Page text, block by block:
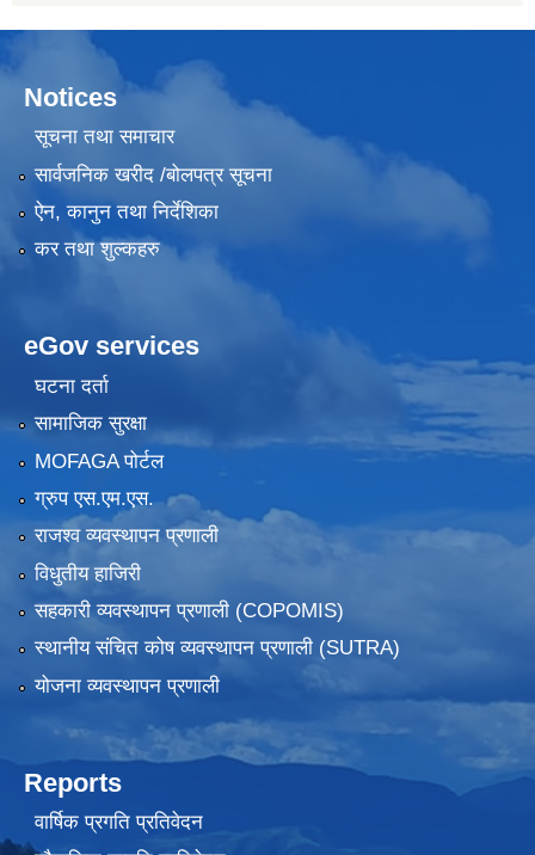
Notices
सूचना तथा समाचार
सार्वजनिक खरीद /बोलपत्र सूचना
ऐन, कानुन तथा निर्देशिका
कर तथा शुल्कहरु
eGov services
घटना दर्ता
सामाजिक सुरक्षा
MOFAGA पोर्टल
ग्रुप एस.एम.एस.
राजश्व व्यवस्थापन प्रणाली
विधुतीय हाजिरी
सहकारी व्यवस्थापन प्रणाली (COPOMIS)
स्थानीय संचित कोष व्यवस्थापन प्रणाली (SUTRA)
योजना व्यवस्थापन प्रणाली
Reports
वार्षिक प्रगति प्रतिवेदन